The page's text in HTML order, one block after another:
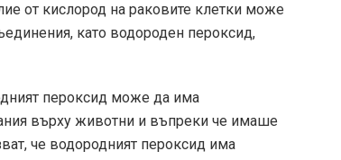
от кислород на раковите клетки може
като водороден пероксид,
пероксид може да има
върху животни и въпреки че имаше
че водородният пероксид има